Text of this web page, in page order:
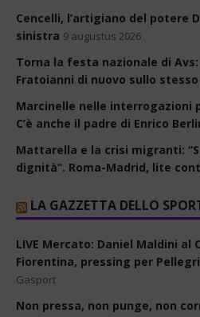
Cencelli, l’artigiano del potere
sinistra 9 augustus 2026
Torna la festa nazionale di
Fratoianni di nuovo sullo
Marcinelle nelle interrogazioni
C’è anche il padre di Enrico
Mattarella e la crisi migranti:
dignità”. Roma-Madrid, lite
LA GAZZETTA DELLO
LIVE Mercato: Daniel Maldini al
Fiorentina, pressing per
Gasport
Non pressa, non punge, non